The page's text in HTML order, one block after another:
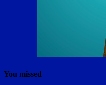
You missed